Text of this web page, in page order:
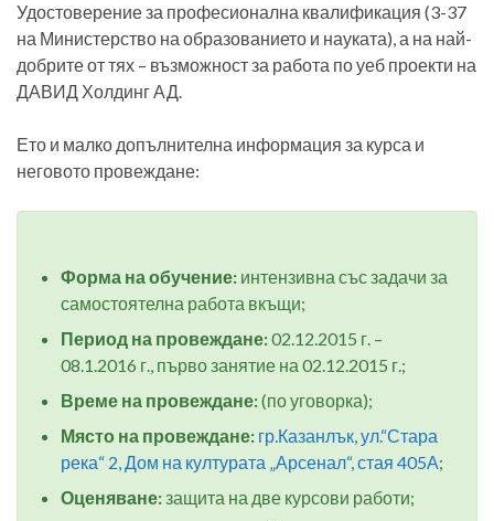
Удостоверение за професионална квалификация (3-37
на Министерство на образованието и науката), а на най-
добрите от тях – възможност за работа по уеб проекти на
ДАВИД Холдинг АД.
Ето и малко допълнителна информация за курса и
неговото провеждане:
Форма на обучение: интензивна със задачи за
самостоятелна работа вкъщи;
Период на провеждане:02.12.2015 г. –
08.1.2016 г., първо занятие на 02.12.2015 г.;
Време на провеждане:(по уговорка);
Място на провеждане: гр.Казанлък, ул.“Стара
река“ 2, Дом на културата „Арсенал“, стая 405А;
Оценяване:защита на две курсови работи;